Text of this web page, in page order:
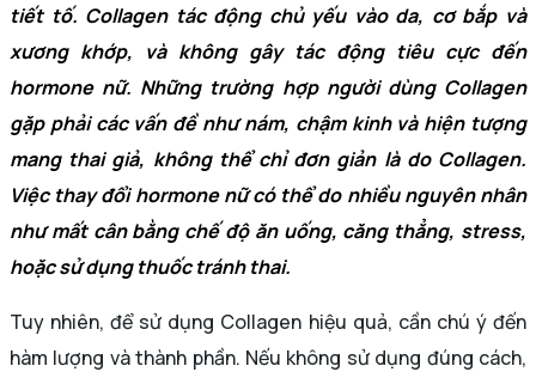
tiết tố. Collagen tác động chủ yếu vào da, cơ bắp và
xương khớp, và không gây tác động tiêu cực đến
hormone nữ. Những trường hợp người dùng Collagen
gặp phải các vấn đề như nám, chậm kinh và hiện tượng
mang thai giả, không thể chỉ đơn giản là do Collagen.
Việc thay đổi hormone nữ có thể do nhiều nguyên nhân
như mất cân bằng chế độ ăn uống, căng thẳng, stress,
hoặc sử dụng thuốc tránh thai.
Tuy nhiên, để sử dụng Collagen hiệu quả, cần chú ý đến
hàm lượng và thành phần. Nếu không sử dụng đúng cách,